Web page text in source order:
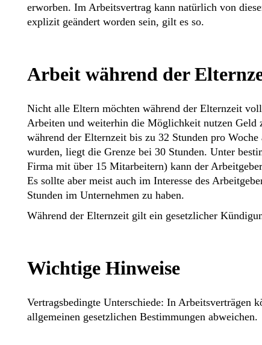
erworben. Im Arbeitsvertrag kann natürlich von
explizit geändert worden sein, gilt es so.
Arbeit während der
Nicht alle Eltern möchten während der Elternzeit
Arbeiten und weiterhin die Möglichkeit nutzen Geld
während der Elternzeit bis zu 32 Stunden pro
wurden, liegt die Grenze bei 30 Stunden. Unter
Firma mit über 15 Mitarbeitern) kann der
Es sollte aber meist auch im Interesse des
Stunden im Unternehmen zu haben.
Während der Elternzeit gilt ein gesetzlicher
Wichtige Hinweise
Vertragsbedingte Unterschiede: In Arbeitsverträgen
allgemeinen gesetzlichen Bestimmungen abweichen.